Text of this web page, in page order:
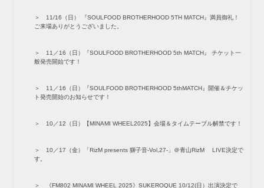
11/16（日） 『SOULFOOD BROTHERHOOD 5TH MATCH』満員御礼！
ご来場ありがとうございました。
11／16（日）『SOULFOOD BROTHERHOOD 5th MATCH』 チケット一
般発売開始です！
11／16（日）『SOULFOOD BROTHERHOOD 5thMATCH』開催＆チケッ
ト発売開始のお知らせです！
10／12（日）【MINAMI WHEEL2025】会場＆タイムテーブル解禁です！
10／17（金）「RizM presents 獅子音-Vol,27-」＠青山RizM LIVE決定で
す。
《FM802 MINAMI WHEEL 2025》SUKEROQUE 10/12(日）出演決定で